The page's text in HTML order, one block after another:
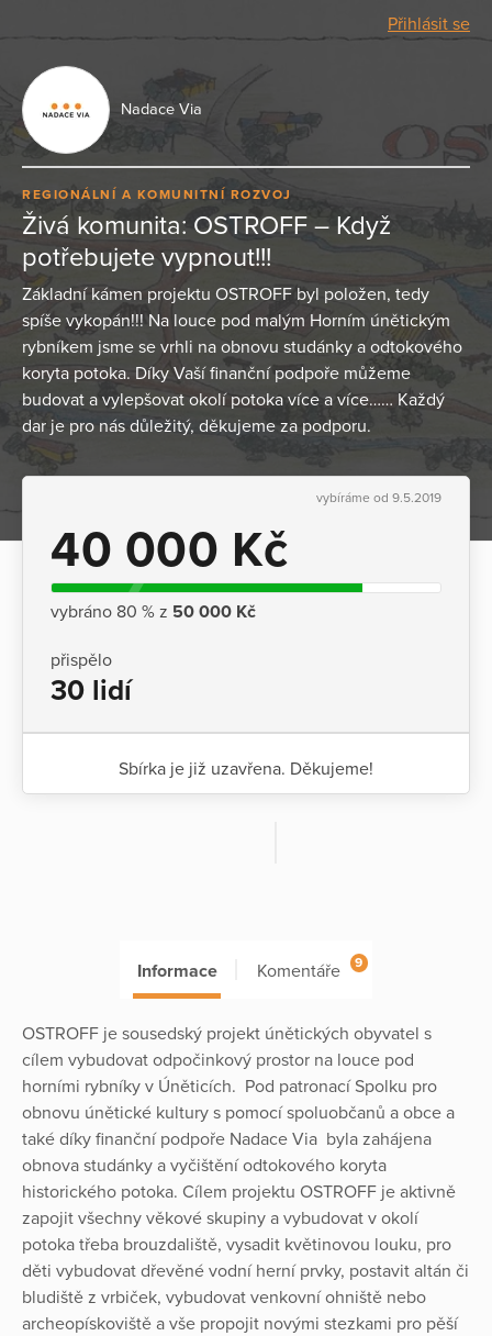
Přihlásit se
Nadace Via
REGIONÁLNÍ A KOMUNITNÍ ROZVOJ
Živá komunita: OSTROFF – Když
potřebujete vypnout!!!
Základní kámen projektu OSTROFF byl položen, tedy
spíše vykopán!!! Na louce pod malým Horním únětickým
rybníkem jsme se vrhli na obnovu studánky a odtokového
koryta potoka. Díky Vaší finanční podpoře můžeme
budovat a vylepšovat okolí potoka více a více…… Každý
dar je pro nás důležitý, děkujeme za podporu.
vybíráme od 9.5.2019
40 000 Kč
vybráno 80 % z 50 000 Kč
přispělo
30 lidí
Sbírka je již uzavřena. Děkujeme!
Informace Komentáře 9
OSTROFF je sousedský projekt únětických obyvatel s
cílem vybudovat odpočinkový prostor na louce pod
horními rybníky v Úněticích. Pod patronací Spolku pro
obnovu únětické kultury s pomocí spoluobčanů a obce a
také díky finanční podpoře Nadace Via byla zahájena
obnova studánky a vyčištění odtokového koryta
historického potoka. Cílem projektu OSTROFF je aktivně
zapojit všechny věkové skupiny a vybudovat v okolí
potoka třeba brouzdaliště, vysadit květinovou louku, pro
děti vybudovat dřevěné vodní herní prvky, postavit altán či
bludiště z vrbiček, vybudovat venkovní ohniště nebo
archeopískoviště a vše propojit novými stezkami pro pěší